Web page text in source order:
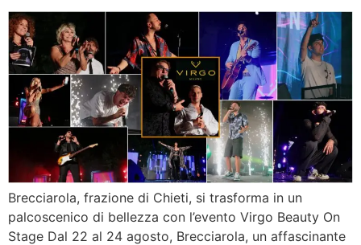
Brecciarola, frazione di Chieti, si trasforma in un
palcoscenico di bellezza con l’evento Virgo Beauty On
Stage Dal 22 al 24 agosto, Brecciarola, un affascinante